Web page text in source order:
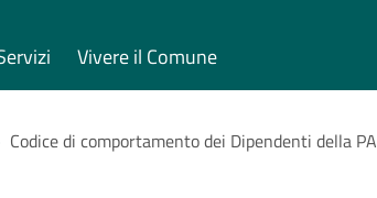
Vivere il Comune
Codice di comportamento dei Dipendenti della PA